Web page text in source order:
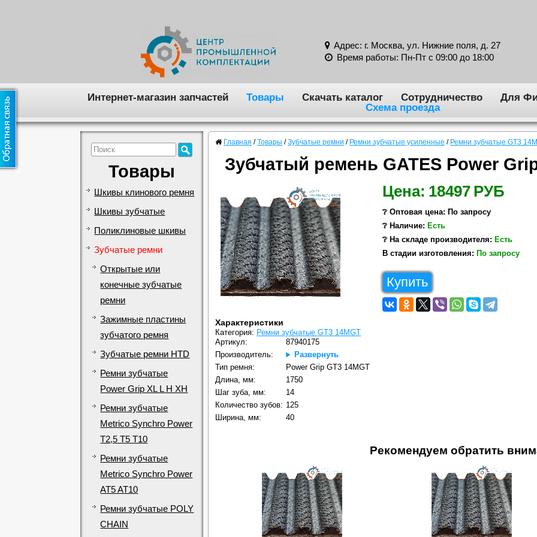
Адрес: г. Москва, ул. Нижние поля, д. 27
Время работы: Пн-Пт с 09:00 до 18:00
Интернет-магазин запчастей Товары Скачать каталог Сотрудничество
Для
Схема проезда
Товары
Шкивы клинового ремня
Шкивы зубчатые
Поликлиновые шкивы
Зубчатые ремни
Открытые или
конечные зубчатые
ремни
Зажимные пластины
зубчатого ремня
Зубчатые ремни HTD
Ремни зубчатые
Power Grip XL L H XH
Ремни зубчатые
Metrico Synchro Power
T2,5 T5 T10
Ремни зубчатые
Metrico Synchro Power
AT5 AT10
Ремни зубчатые POLY
CHAIN
Главная / Товары / Зубчатые ремни / Ремни зубчатые усиленные / Ремни зубчатые GT3
Зубчатый ремень GATES Power
Цена: 18497 РУБ
❔ Оптовая цена: По запросу
❔ Наличие: Есть
❔ На складе производителя: Есть
В стадии изготовления: По запросу
Купить
Характеристики
Категория: Ремни зубчатые GT3 14MGT
Артикул:
87940175
Производитель:
Развернуть
Тип ремня:
Power Grip GT3 14MGT
Длина, мм:
1750
Шаг зуба, мм:
14
Количество зубов: 125
Ширина, мм:
40
Рекомендуем обратить